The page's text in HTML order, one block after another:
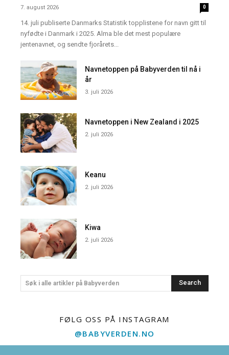
7. august 2026 0
14. juli publiserte Danmarks Statistik topplistene for navn gitt til
nyfødte i Danmark i 2025. Alma ble det mest populære
jentenavnet, og sendte fjorårets...
Navnetoppen på Babyverden til nå i
år
3. juli 2026
Navnetoppen i New Zealand i 2025
2. juli 2026
Keanu
2. juli 2026
Kiwa
2. juli 2026
Søk i alle artikler på Babyverden Search
FØLG OSS PÅ INSTAGRAM
@BABYVERDEN.NO